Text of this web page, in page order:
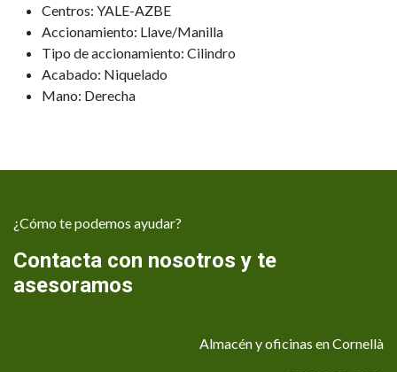
Centros: YALE-AZBE
Accionamiento: Llave/Manilla
Tipo de accionamiento: Cilindro
Acabado: Niquelado
Mano: Derecha
¿Cómo te podemos ayudar?
Contacta con nosotros y te
asesoramos
Almacén y oficinas en Cornellà